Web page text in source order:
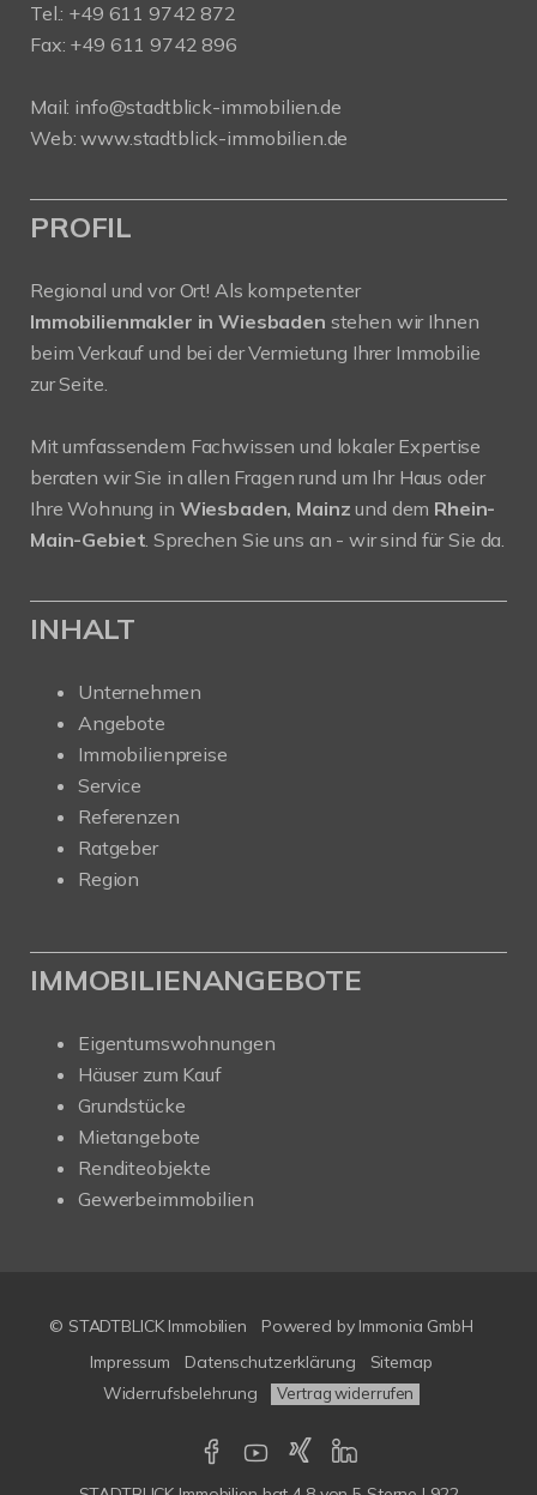
Tel.: +49 611 9742 872
Fax: +49 611 9742 896
Mail: info@stadtblick-immobilien.de
Web:www.stadtblick-immobilien.de
PROFIL
Regional und vor Ort! Als kompetenter
Immobilienmakler in Wiesbaden stehen wir Ihnen
beim Verkauf und bei der Vermietung Ihrer Immobilie
zur Seite.
Mit umfassendem Fachwissen und lokaler Expertise
beraten wir Sie in allen Fragen rund um Ihr Haus oder
Ihre Wohnung in Wiesbaden, Mainzund dem Rhein-
Main-Gebiet. Sprechen Sie uns an - wir sind für Sie da.
INHALT
Unternehmen
Angebote
Immobilienpreise
Service
Referenzen
Ratgeber
Region
IMMOBILIENANGEBOTE
Eigentumswohnungen
Häuser zum Kauf
Grundstücke
Mietangebote
Renditeobjekte
Gewerbeimmobilien
© STADTBLICK Immobilien Powered by Immonia GmbH
Impressum
Datenschutzerklärung
Sitemap
Widerrufsbelehrung
Vertrag widerrufen